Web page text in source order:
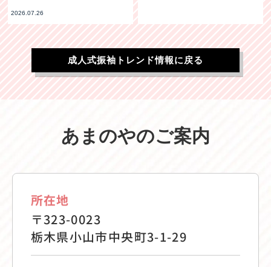
2026.07.26
成人式振袖トレンド情報に戻る
あまのやのご案内
所在地
〒323-0023
栃木県小山市中央町3-1-29